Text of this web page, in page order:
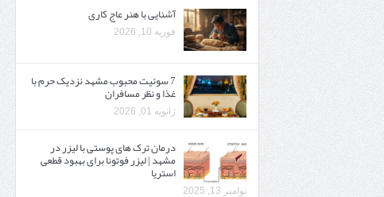
آشنایی با هنر عاج کاری
فوریه 10, 2026
7 سوئیت محبوب مشهد نزدیک حرم با
غذا و نظر مسافران
ژانویه 01, 2026
درمان ترک های پوستی با لیزر در
مشهد | لیزر فوتونا برای بهبود قطعی
استریا
نوامبر 13, 2025